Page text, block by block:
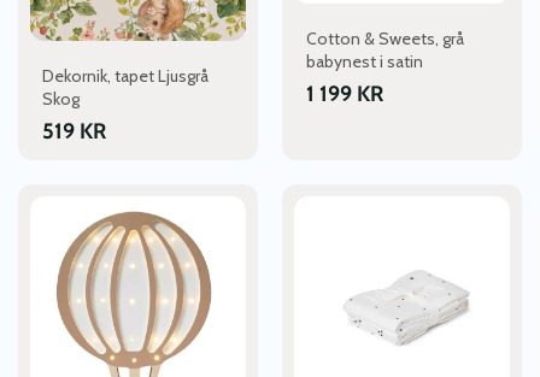
Dekornik, tapet Ljusgrå
Skog
519 KR
Cotton & Sweets, grå
babynest i satin
1 199 KR